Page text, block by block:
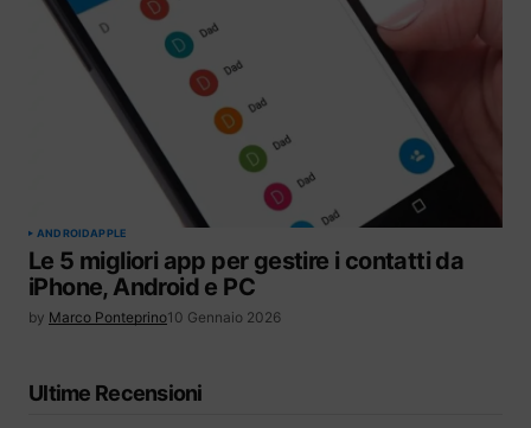
ANDROIDAPPLE
Le 5 migliori app per gestire i contatti da
iPhone, Android e PC
by Marco Ponteprino10 Gennaio 2026
Ultime Recensioni